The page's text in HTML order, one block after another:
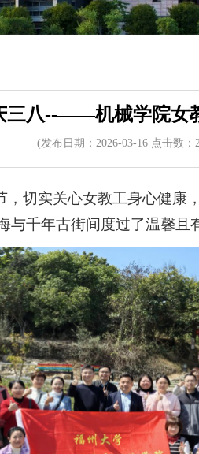
三八--——机械学院女
(发布日期：2026-03-16 点击数：
，切实关心女教工身心健康
千年古街间度过了温馨且